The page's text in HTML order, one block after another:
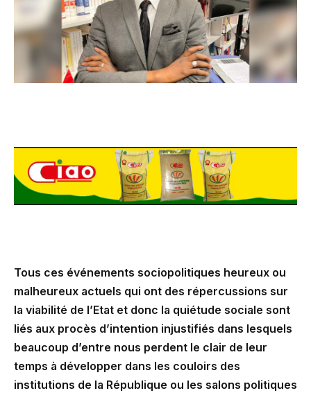
Tous ces événements sociopolitiques heureux ou
malheureux actuels qui ont des répercussions sur
la viabilité de l’Etat et donc la quiétude sociale sont
liés aux procès d’intention injustifiés dans lesquels
beaucoup d’entre nous perdent le clair de leur
temps à développer dans les couloirs des
institutions de la République ou les salons politiques